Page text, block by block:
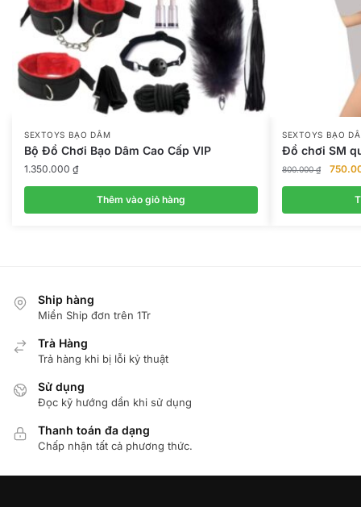
SEXTOYS BẠO DÂM
Bộ Đồ Chơi Bạo Dâm Cao Cấp VIP
1.350.000 ₫
Thêm vào giỏ hàng
SEXTOYS BẠO
Đồ chơi SM
800.000₫
Giá
gốc
Ship hàng
Miển Ship đơn trên 1Tr
Trà Hàng
Trả hàng khi bị lỗi kỷ thuật
Sử dụng
Đọc kỹ hướng dẩn khi sử dụng
Thanh toán đa dạng
Chấp nhận tất cả phương thức.